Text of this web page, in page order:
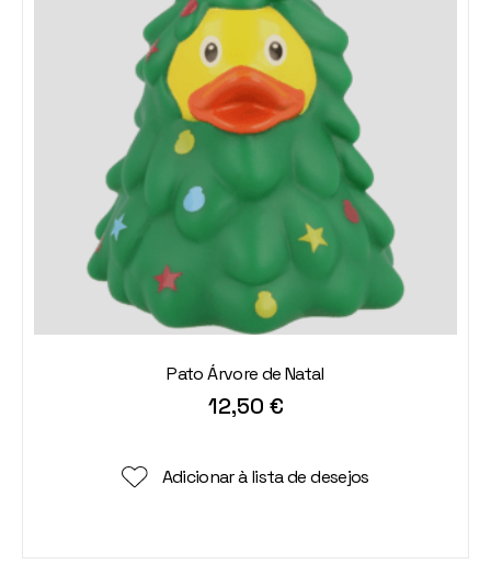
Pato Árvore de Natal
12,50 €
Adicionar à lista de desejos